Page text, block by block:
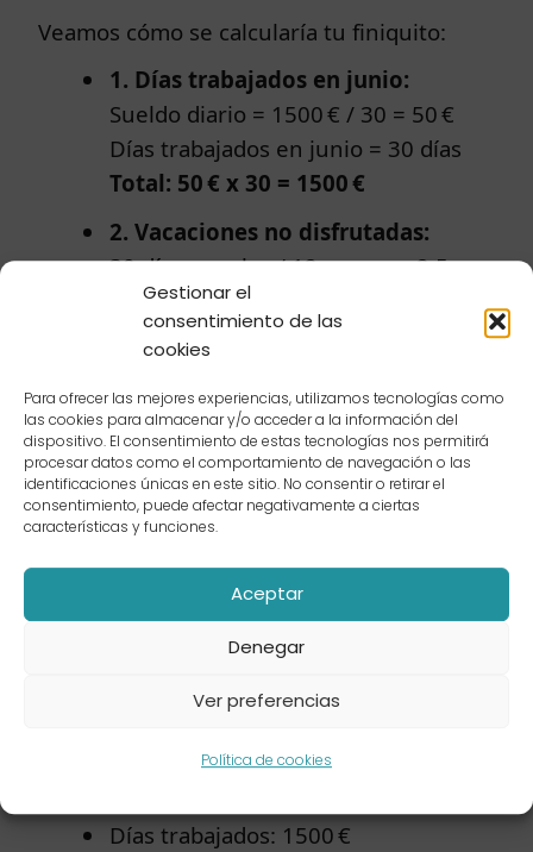
Gestionar el
consentimiento de las
cookies
Para ofrecer las mejores experiencias, utilizamos tecnologías como
las cookies para almacenar y/o acceder a la información del
dispositivo. El consentimiento de estas tecnologías nos permitirá
procesar datos como el comportamiento de navegación o las
identificaciones únicas en este sitio. No consentir o retirar el
consentimiento, puede afectar negativamente a ciertas
características y funciones.
Aceptar
Denegar
Ver preferencias
Política de cookies
Veamos cómo se calcularía tu finiquito:
1. Días trabajados en junio:
Sueldo diario = 1500 € / 30 = 50 €
Días trabajados en junio = 30 días
Total: 50 € x 30 = 1500 €
2. Vacaciones no disfrutadas:
30 días anuales / 12 meses = 2,5
días por mes
2,5 x 6 meses = 15 días no
Total: 50 € x 15 = 750 €
3. Parte proporcional de las pagas
extra:
Suponiendo 2 pagas extra (verano y
un mes de sueldo:
1500 € x 2 = 3000 € al año → 3000 € /
12 = 250 € al mes
Por 6 meses trabajados: 250 € x 6 =
Días trabajados: 1500 €